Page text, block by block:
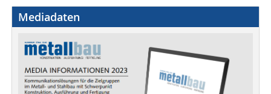
Mediadaten